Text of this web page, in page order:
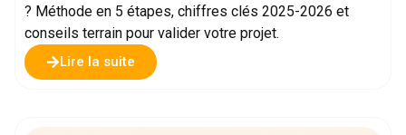
? Méthode en 5 étapes, chiffres clés 2025-2026 et
conseils terrain pour valider votre projet.
Lire la suite